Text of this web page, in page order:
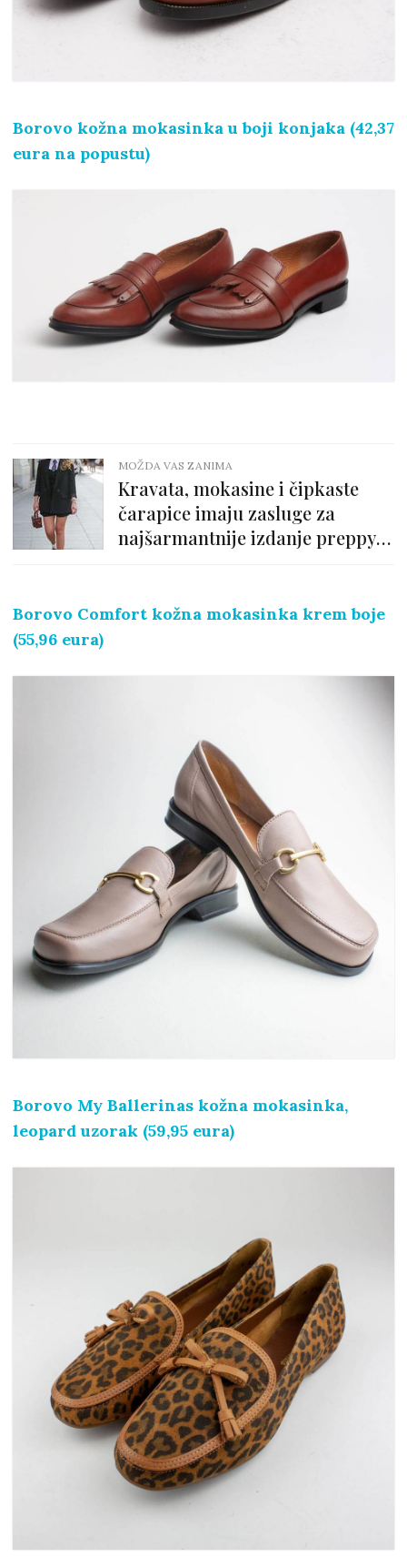
Borovo kožna mokasinka u boji konjaka (42,37
eura na popustu)
MOŽDA VAS ZANIMA
Kravata, mokasine i čipkaste
čarapice imaju zasluge za
najšarmantnije izdanje preppy
Borovo Comfort kožna mokasinka krem boje
(55,96 eura)
Borovo My Ballerinas kožna mokasinka,
leopard uzorak (59,95 eura)